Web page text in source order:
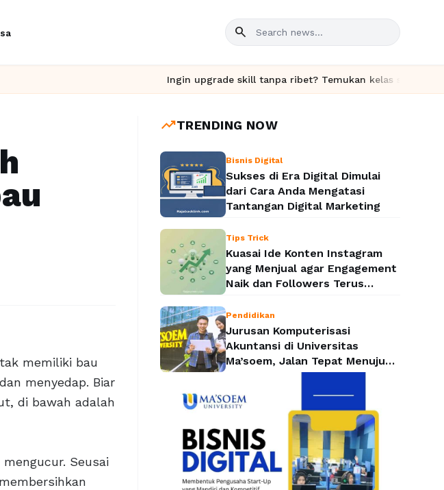
search
Ingin upgrade skill tanpa ribet? Temukan kelas seru dan materi
memiliki bau
menyedap. Biar
di bawah adalah
Seusai
trending_upTRENDING NOW
Bisnis Digital
Sukses di Era Digital Dimulai
dari Cara Anda Mengatasi
Tantangan Digital Marketing
Tips Trick
Kuasai Ide Konten Instagram
yang Menjual agar Engagement
Naik dan Followers Terus
Pendidikan
Jurusan Komputerisasi
Akuntansi di Universitas
Ma’soem, Jalan Tepat Menuju
Profesi yang Dicari Perusahaan